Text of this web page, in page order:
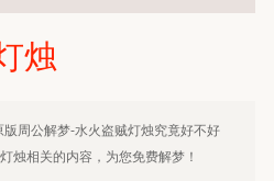
烛
周公解梦-水火盗贼灯烛究竟好不好
烛相关的内容，为您免费解梦！